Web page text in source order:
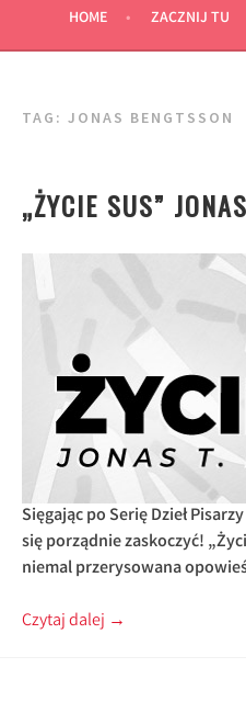
HOME ZACZNIJ TU
TAG: JONAS BENGTSSON
„ŻYCIE SUS”
Sięgając po Serię Dzieł
się porządnie zaskoczyć!
niemal przerysowana
Czytaj dalej →